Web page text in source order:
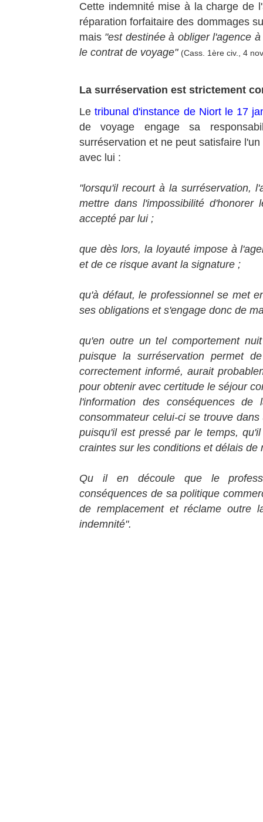
Cette indemnité mise à la charge de
réparation forfaitaire des dommages
mais "est destinée à obliger l'agence
le contrat de voyage" (Cass. 1ère civ., 4
La surréservation est strictement
Letribunal d'instance de Niort le 17
de voyage engage sa
surréservation et ne peut satisfaire
avec lui :
"lorsqu'il recourt à la surréservation,
mettre dans l'impossibilité
accepté par lui ;
que dès lors, la loyauté impose à
et de ce risque avant la signature ;
qu'à défaut, le professionnel se met
ses obligations et s'engage donc de
qu'en outre un tel comportement
puisque la surréservation permet
correctement informé, aurait
pour obtenir avec certitude le séjour
l'information des conséquences de
consommateur celui-ci se trouve
puisqu'il est pressé par le temps,
craintes sur les conditions et délais de
Qu il en découle que le
conséquences de sa politique
de remplacement et réclame outre
indemnité".